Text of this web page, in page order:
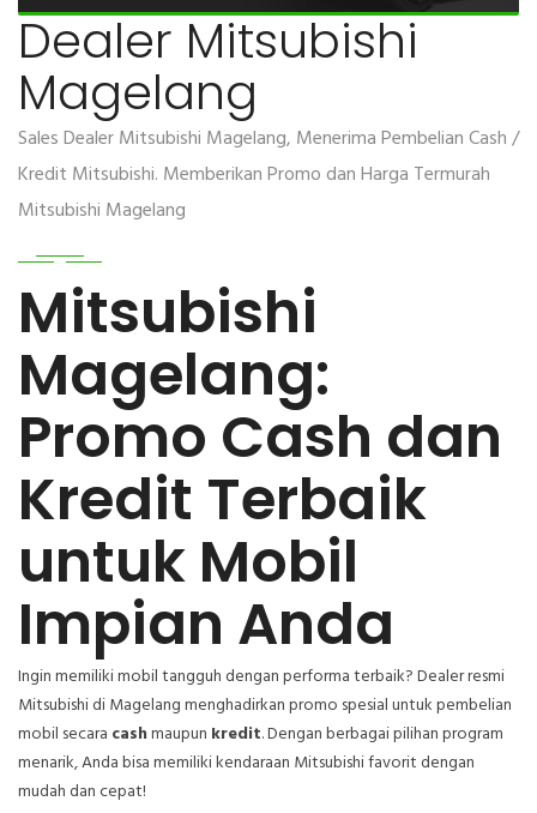
Dealer Mitsubishi
Magelang
Sales Dealer Mitsubishi Magelang, Menerima Pembelian Cash /
Kredit Mitsubishi. Memberikan Promo dan Harga Termurah
Mitsubishi Magelang
Mitsubishi
Magelang:
Promo Cash dan
Kredit Terbaik
untuk Mobil
Impian Anda
Ingin memiliki mobil tangguh dengan performa terbaik? Dealer resmi
Mitsubishi di Magelang menghadirkan promo spesial untuk pembelian
mobil secara cashmaupun kredit. Dengan berbagai pilihan program
menarik, Anda bisa memiliki kendaraan Mitsubishi favorit dengan
mudah dan cepat!